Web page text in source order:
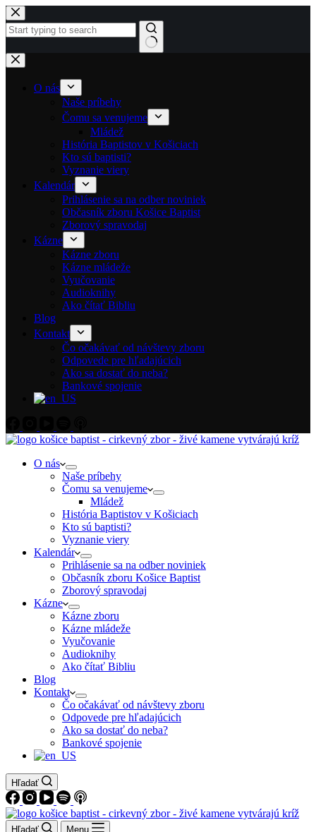
Skip to content
No results
O nás
Naše príbehy
Čomu sa venujeme
Mládež
História Baptistov v Košiciach
Kto sú baptisti?
Vyznanie viery
Kalendár
Prihlásenie sa na odber noviniek
Občasník zboru Košice Baptist
Zborový spravodaj
Kázne
Kázne zboru
Kázne mládeže
Vyučovanie
Audioknihy
Ako čítať Bibliu
Blog
Kontakt
Čo očakávať od návštevy zboru
Odpovede pre hľadajúcich
Ako sa dostať do neba?
Bankové spojenie
O nás
Naše príbehy
Čomu sa venujeme
Mládež
História Baptistov v Košiciach
Kto sú baptisti?
Vyznanie viery
Kalendár
Prihlásenie sa na odber noviniek
Občasník zboru Košice Baptist
Zborový spravodaj
Kázne
Kázne zboru
Kázne mládeže
Vyučovanie
Audioknihy
Ako čítať Bibliu
Blog
Kontakt
Čo očakávať od návštevy zboru
Odpovede pre hľadajúcich
Ako sa dostať do neba?
Bankové spojenie
Hľadať
Hľadať Menu